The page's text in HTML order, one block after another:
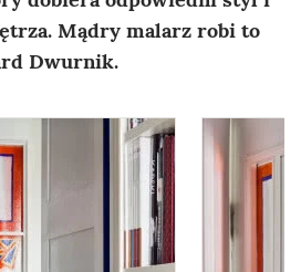
Mądry malarz robi to
Dwurnik.